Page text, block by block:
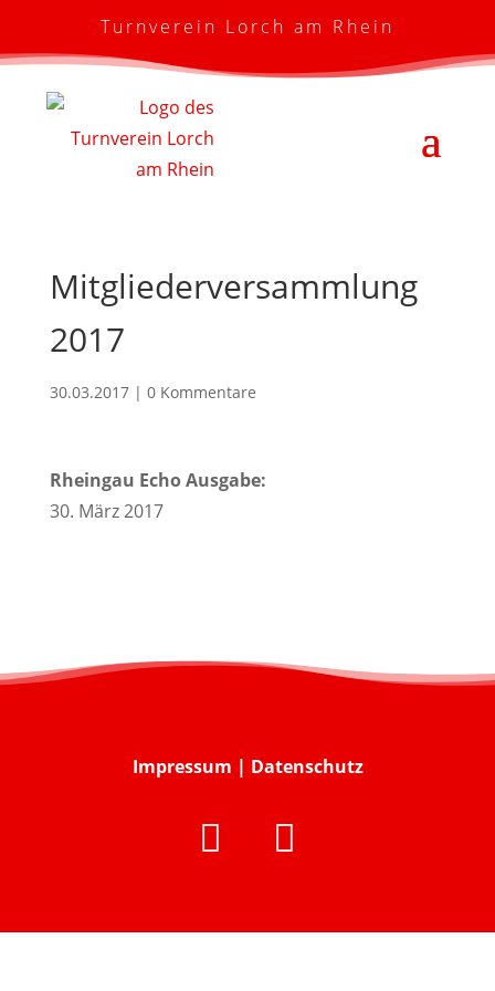
Turnverein Lorch am Rhein
Mitgliederversammlung
2017
30.03.2017| 0 Kommentare
Rheingau Echo Ausgabe:
30. März 2017
Impressum | Datenschutz
 